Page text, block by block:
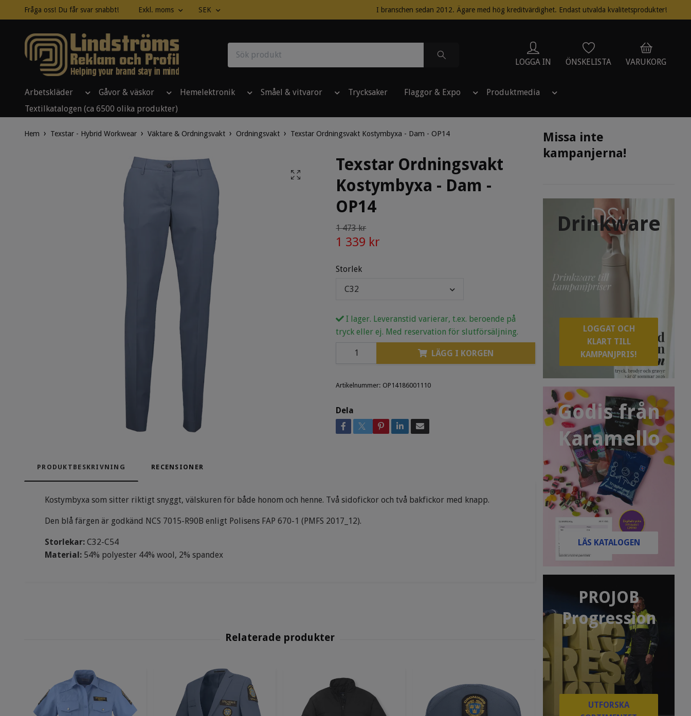
Fråga oss! Du får svar snabbt! Exkl. moms SEK I branschen sedan 2012. Ägare med hög kreditvärdighet. Endast utvalda kvalitetsprodukter!
LOGGA IN ÖNSKELISTA VARUKORG
Arbetskläder Gåvor & väskor Hemelektronik Småel & vitvaror Trycksaker Flaggor & Expo
Produktmedia
Textilkatalogen (ca 6500 olika produkter)
Missa inte
kampanjerna!
Drinkware
LOGGAT OCH
KLART TILL
KAMPANJPRIS!
Godis från
Karamello
LÄS KATALOGEN
PROJOB
Progression
UTFORSKA
Hem Texstar - Hybrid Workwear Väktare & Ordningsvakt Ordningsvakt Texstar Ordningsvakt Kostymbyxa - Dam - OP14
Texstar Ordningsvakt
Kostymbyxa - Dam -
OP14
1 473 kr
1 339 kr
Storlek
C32
I lager. Leveranstid varierar, t.ex. beroende på
tryck eller ej. Med reservation för slutförsäljning.
LÄGG I KORGEN
Artikelnummer: OP14186001110
Dela
PRODUKTBESKRIVNING RECENSIONER
Kostymbyxa som sitter riktigt snyggt, välskuren för både honom och henne. Två sidofickor och två bakfickor med knapp.
Den blå färgen är godkänd NCS 7015-R90B enligt Polisens FAP 670-1 (PMFS 2017_12).
Storlekar: C32-C54
Material: 54% polyester 44% wool, 2% spandex